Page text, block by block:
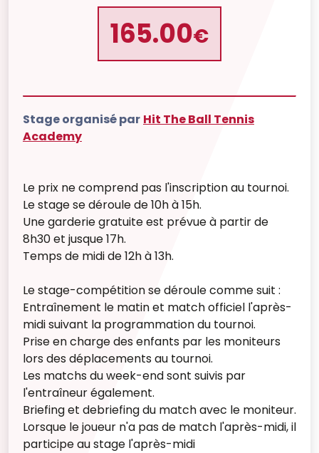
165.00€
Stage organisé par Hit The Ball Tennis
Academy
Le prix ne comprend pas l'inscription au tournoi.
Le stage se déroule de 10h à 15h.
Une garderie gratuite est prévue à partir de
8h30 et jusque 17h.
Temps de midi de 12h à 13h.
Le stage-compétition se déroule comme suit :
Entraînement le matin et match officiel l'après-
midi suivant la programmation du tournoi.
Prise en charge des enfants par les moniteurs
lors des déplacements au tournoi.
Les matchs du week-end sont suivis par
l'entraîneur également.
Briefing et debriefing du match avec le moniteur.
Lorsque le joueur n'a pas de match l'après-midi, il
participe au stage l'après-midi